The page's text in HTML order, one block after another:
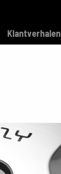
Klantverhalen